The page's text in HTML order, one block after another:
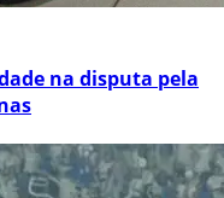
na disputa pela